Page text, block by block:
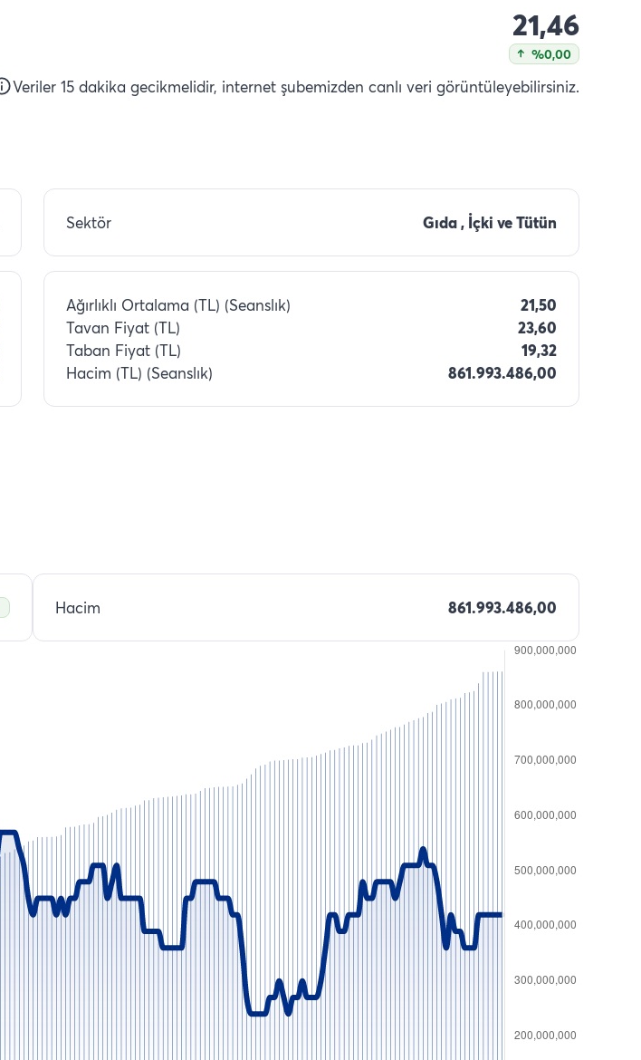
21,46
%0,00
Veriler 15 dakika gecikmelidir, internet şubemizden canlı veri görüntüleyebilirsiniz.
Sektör Gıda , İçki ve Tütün
Ağırlıklı Ortalama (TL) (Seanslık)
21,50
Tavan Fiyat (TL)
23,60
Taban Fiyat (TL)
19,32
Hacim (TL) (Seanslık)
861.993.486,00
Hacim 861.993.486,00